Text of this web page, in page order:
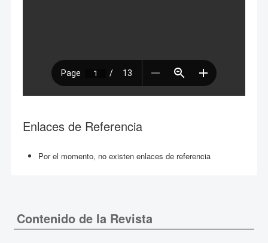
Enlaces de Referencia
Por el momento, no existen enlaces de referencia
Contenido de la Revista